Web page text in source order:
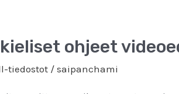
ohjeet
tiedostot /saipanchami